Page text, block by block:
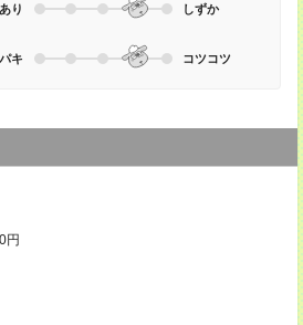
り しずか
キ コツコツ
円